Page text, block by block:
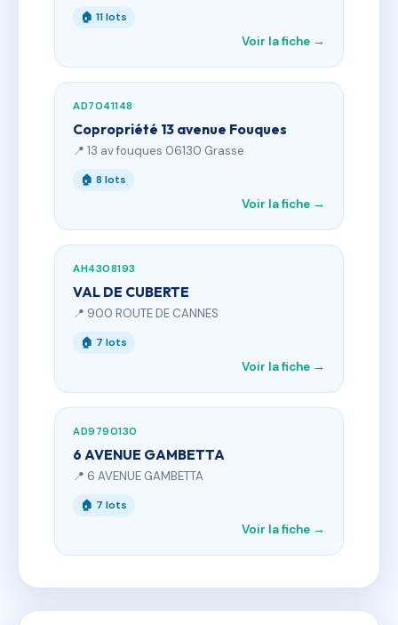
🏠 11 lots
Voir la fiche →
AD7041148
Copropriété 13 avenue Fouques
📍 13 av fouques 06130 Grasse
🏠 8 lots
Voir la fiche →
AH4308193
VAL DE CUBERTE
📍 900 ROUTE DE CANNES
🏠 7 lots
Voir la fiche →
AD9790130
6 AVENUE GAMBETTA
📍 6 AVENUE GAMBETTA
🏠 7 lots
Voir la fiche →